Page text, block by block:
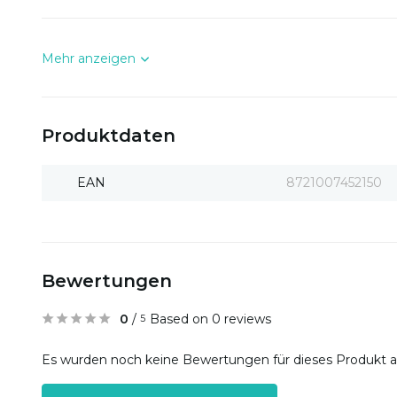
Mehr anzeigen
Produktdaten
EAN 8721007452150
Bewertungen
0 / 5 Based on 0 reviews
Es wurden noch keine Bewertungen für dieses Produkt